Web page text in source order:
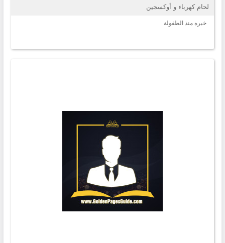
لحام كهرباء و أوكسجين
خبره منذ الطفولة